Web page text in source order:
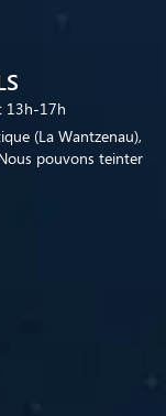
13h-17h
(La Wantzenau),
pouvons teinter